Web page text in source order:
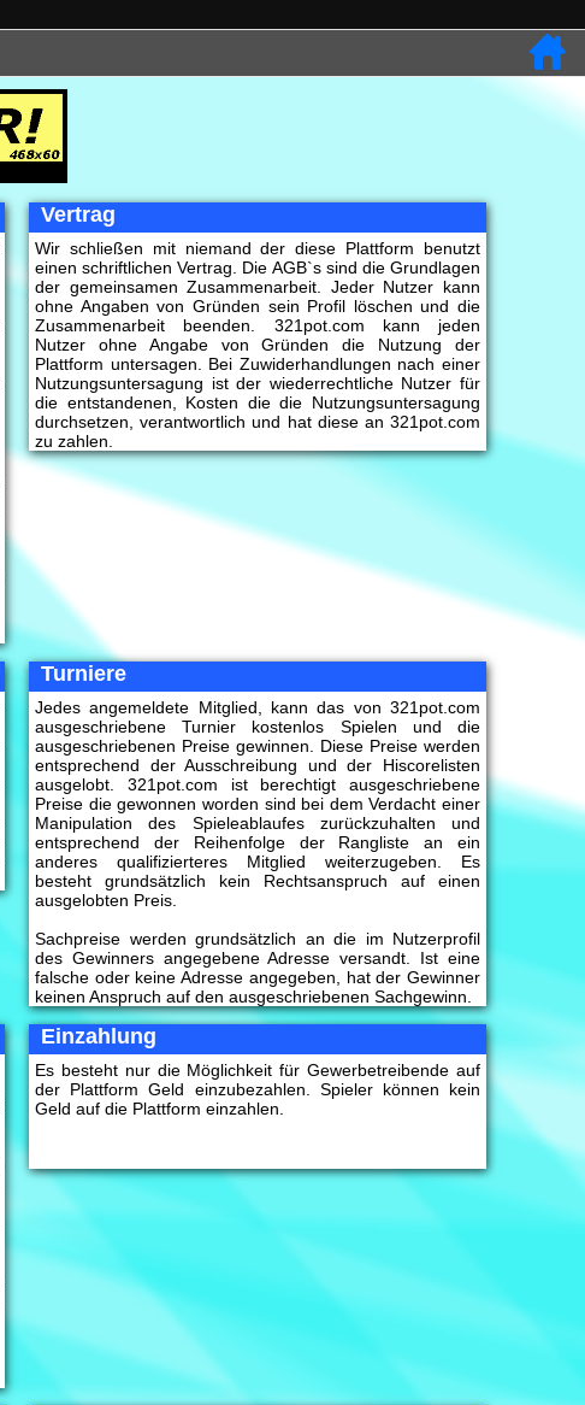
Vertrag
Wir schließen mit niemand der diese Plattform benutzt
einen schriftlichen Vertrag. Die AGB`s sind die Grundlagen
der gemeinsamen Zusammenarbeit. Jeder Nutzer kann
ohne Angaben von Gründen sein Profil löschen und die
Zusammenarbeit beenden. 321pot.com kann jeden
Nutzer ohne Angabe von Gründen die Nutzung der
Plattform untersagen. Bei Zuwiderhandlungen nach einer
Nutzungsuntersagung ist der wiederrechtliche Nutzer für
die entstandenen, Kosten die die Nutzungsuntersagung
durchsetzen, verantwortlich und hat diese an 321pot.com
zu zahlen.
Turniere
Jedes angemeldete Mitglied, kann das von 321pot.com
ausgeschriebene Turnier kostenlos Spielen und die
ausgeschriebenen Preise gewinnen. Diese Preise werden
entsprechend der Ausschreibung und der Hiscorelisten
ausgelobt. 321pot.com ist berechtigt ausgeschriebene
Preise die gewonnen worden sind bei dem Verdacht einer
Manipulation des Spieleablaufes zurückzuhalten und
entsprechend der Reihenfolge der Rangliste an ein
anderes qualifizierteres Mitglied weiterzugeben. Es
besteht grundsätzlich kein Rechtsanspruch auf einen
ausgelobten Preis.
Sachpreise werden grundsätzlich an die im Nutzerprofil
des Gewinners angegebene Adresse versandt. Ist eine
falsche oder keine Adresse angegeben, hat der Gewinner
keinen Anspruch auf den ausgeschriebenen Sachgewinn.
Einzahlung
Es besteht nur die Möglichkeit für Gewerbetreibende auf
der Plattform Geld einzubezahlen. Spieler können kein
Geld auf die Plattform einzahlen.